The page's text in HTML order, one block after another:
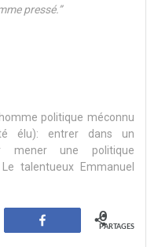
pressé.”
politique méconnu
élu): entrer dans un
mener une politique
talentueux Emmanuel
Partagez0
PARTAGES